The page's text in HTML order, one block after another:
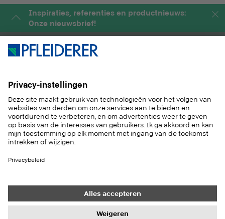
Inspiraties, referenties en productnieuws:
Onze nieuwsbrief!
PRODUCTEN
OPLOSSINGEN
DUURZAAM
SERVICE
CONTACT
Contact Inkoop
Impressum
Instellingen gegevensbeveiliging